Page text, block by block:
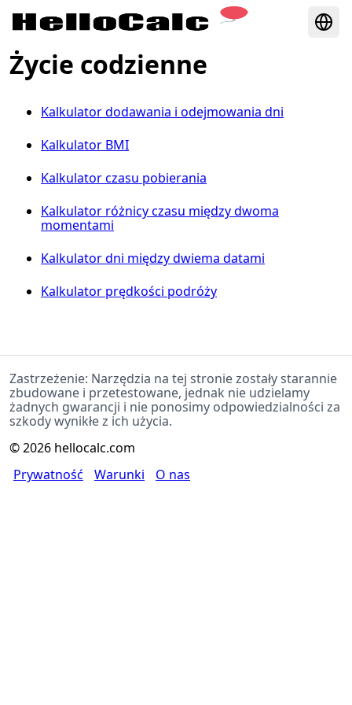
Życie codzienne
Kalkulator dodawania i odejmowania dni
Kalkulator BMI
Kalkulator czasu pobierania
Kalkulator różnicy czasu między dwoma
momentami
Kalkulator dni między dwiema datami
Kalkulator prędkości podróży
Zastrzeżenie: Narzędzia na tej stronie zostały starannie
zbudowane i przetestowane, jednak nie udzielamy
żadnych gwarancji i nie ponosimy odpowiedzialności za
szkody wynikłe z ich użycia.
©2026 hellocalc.com
Prywatność
Warunki O nas